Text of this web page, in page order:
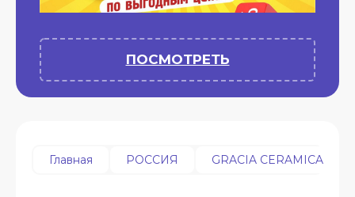
ПОСМОТРЕТЬ
Главная РОССИЯ GRACIA CERAMICA